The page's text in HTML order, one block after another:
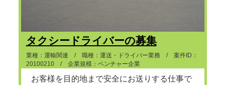
タクシードライバーの募集
業種：運輸関連 / 職種：運送・ドライバー業務 / 案件ID：
20100210 / 企業規模：ベンチャー企業
お客様を目的地まで安全にお送りする仕事で